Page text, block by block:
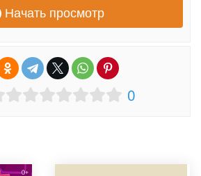
Начать просмотр
0